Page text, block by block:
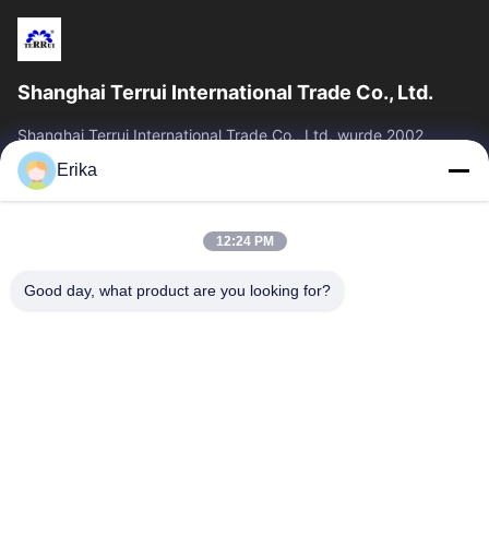
Shanghai Terrui International Trade Co., Ltd.
Shanghai Terrui International Trade Co., Ltd. wurde 2002
gegründet und ist auf die Entwicklung, Herstellung und den
Verkauf von Viehausrüstung...
Schnelllinks
Produkte
Über Uns
Qualitätskontrolle
Erika
12:24 PM
Good day, what product are you looking for?